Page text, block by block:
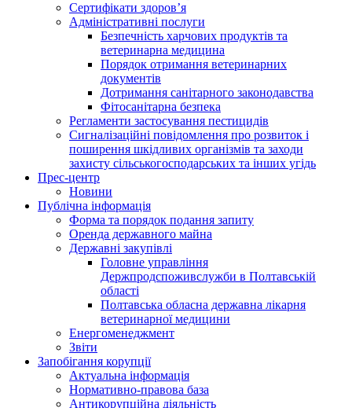
Сертифікати здоров’я
Адміністративні послуги
Безпечність харчових продуктів та
ветеринарна медицина
Порядок отримання ветеринарних
документів
Дотримання санітарного законодавства
Фітосанітарна безпека
Регламенти застосування пестицидів
Сигналізаційні повідомлення про розвиток і
поширення шкідливих організмів та заходи
захисту сільськогосподарських та інших угідь
Прес-центр
Новини
Публічна інформація
Форма та порядок подання запиту
Оренда державного майна
Державні закупівлі
Головне управління
Держпродспоживслужби в Полтавській
області
Полтавська обласна державна лікарня
ветеринарної медицини
Енергоменеджмент
Звіти
Запобігання корупції
Актуальна інформація
Нормативно-правова база
Антикорупційна діяльність